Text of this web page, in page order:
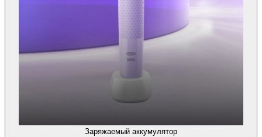
Заряжаемый аккумулятор